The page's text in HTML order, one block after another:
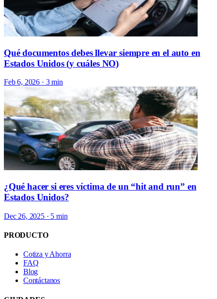
Qué documentos debes llevar siempre en el auto en
Estados Unidos (y cuáles NO)
Feb 6, 2026 · 3 min
¿Qué hacer si eres víctima de un “hit and run” en
Estados Unidos?
Dec 26, 2025 · 5 min
PRODUCTO
Cotiza y Ahorra
FAQ
Blog
Contáctanos